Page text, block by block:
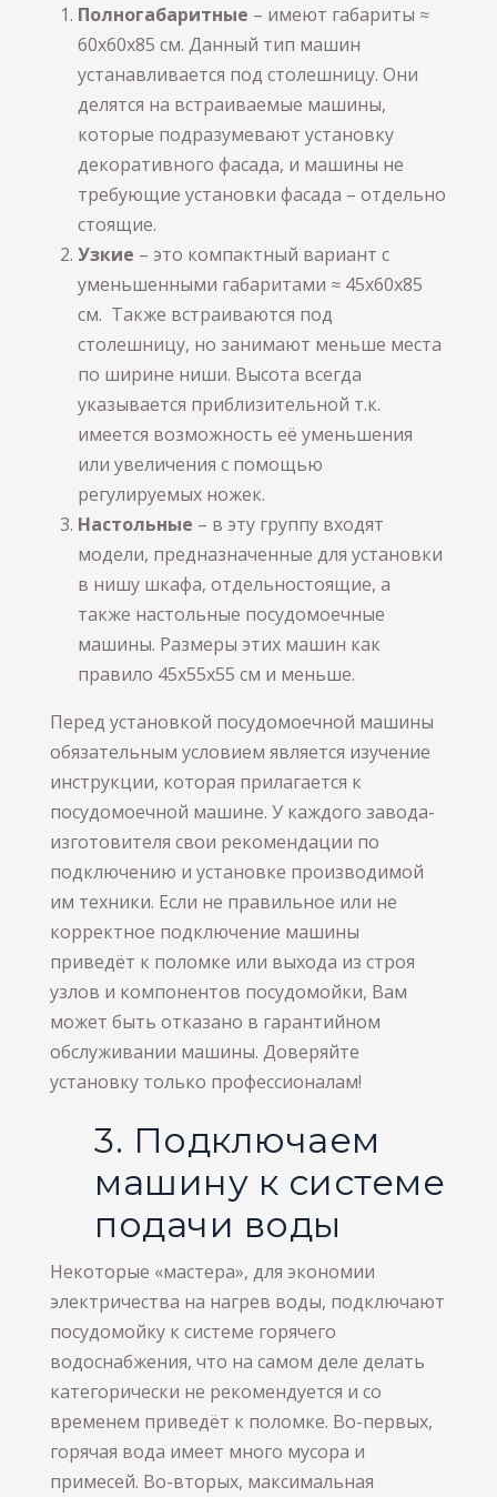
Полногабаритные – имеют габариты ≈
60х60х85 см. Данный тип машин
устанавливается под столешницу. Они
делятся на встраиваемые машины,
которые подразумевают установку
декоративного фасада, и машины не
требующие установки фасада – отдельно
стоящие.
Узкие – это компактный вариант с
уменьшенными габаритами ≈ 45х60х85
см. Также встраиваются под
столешницу, но занимают меньше места
по ширине ниши. Высота всегда
указывается приблизительной т.к.
имеется возможность её уменьшения
или увеличения с помощью
регулируемых ножек.
Настольные – в эту группу входят
модели, предназначенные для установки
в нишу шкафа, отдельностоящие, а
также настольные посудомоечные
машины. Размеры этих машин как
правило 45х55х55 см и меньше.
Перед установкой посудомоечной машины
обязательным условием является изучение
инструкции, которая прилагается к
посудомоечной машине. У каждого завода-
изготовителя свои рекомендации по
подключению и установке производимой
им техники. Если не правильное или не
корректное подключение машины
приведёт к поломке или выхода из строя
узлов и компонентов посудомойки, Вам
может быть отказано в гарантийном
обслуживании машины. Доверяйте
установку только профессионалам!
3. Подключаем
машину к системе
подачи воды
Некоторые «мастера», для экономии
электричества на нагрев воды, подключают
посудомойку к системе горячего
водоснабжения, что на самом деле делать
категорически не рекомендуется и со
временем приведёт к поломке. Во-первых,
горячая вода имеет много мусора и
примесей. Во-вторых, максимальная